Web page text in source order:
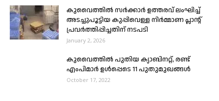
കുവൈത്തിൽ സർക്കാർ ഉത്തരവ് ലംഘിച്ച്
അടച്ചുപൂട്ടിയ കുപ്പിവെള്ള നിർമ്മാണ പ്ലാന്റ്
പ്രവർത്തിപ്പിച്ചതിന് നടപടി
January 2, 2026
കുവൈത്തിൽ പുതിയ ക്യാബിനറ്റ്, രണ്ട്
എംപിമാർ ഉൾപ്പെടെ 11 പുതുമുഖങ്ങൾ
October 17, 2022